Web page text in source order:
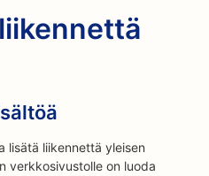
lisätä liikennettä yleisen
verkkosivustolle on luoda